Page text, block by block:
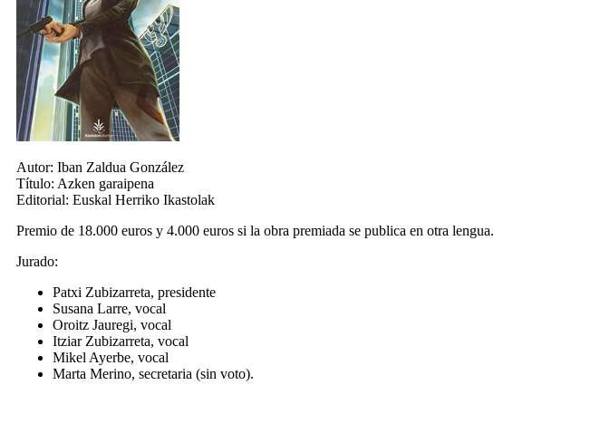
Autor: Iban Zaldua González
Título: Azken garaipena
Editorial: Euskal Herriko Ikastolak
Premio de 18.000 euros y 4.000 euros si la obra premiada se publica en otra lengua.
Jurado:
Patxi Zubizarreta, presidente
Susana Larre, vocal
Oroitz Jauregi, vocal
Itziar Zubizarreta, vocal
Mikel Ayerbe, vocal
Marta Merino, secretaria (sin voto).